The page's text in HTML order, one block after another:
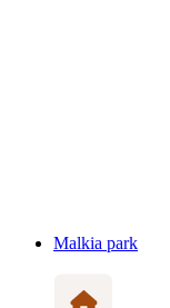
Malkia park